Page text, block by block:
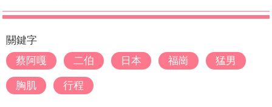
關鍵字
蔡阿嘎
二伯 日本 福崗 猛男
胸肌 行程